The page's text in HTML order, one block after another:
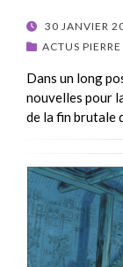
POSTED
ON
30 JANVIER
ACTUS
Dans un long
nouvelles pour
de la fin brutale